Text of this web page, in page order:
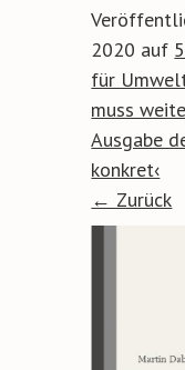
2020 auf
für
muss
Ausgabe
konkret‹
← Zurück